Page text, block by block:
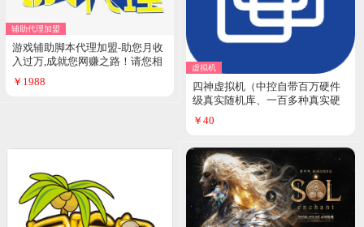
辅助代理加盟
游戏辅助脚本代理加盟-助您月收
入过万,成就您网赚之路！请您相
信我们是最专业的。
￥1988
虚拟机
四神虚拟机（中控自带百万硬件
级真实随机库、一百多种真实硬
件随机、支持一键拖拽安全过检
￥40